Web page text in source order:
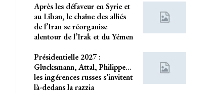
Après les défaveur en Syrie et
au Liban, le chaîne des alliés
de l’Iran se réorganise
alentour de l’Irak et du Yémen
Présidentielle 2027 :
Glucksmann, Attal, Philippe…
les ingérences russes s’invitent
là-dedans la razzia